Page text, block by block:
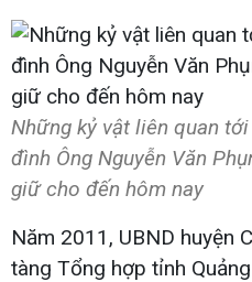
Những kỷ vật liên quan
đình Ông Nguyễn Văn
giữ cho đến hôm nay
Năm 2011, UBND huyện
tàng Tổng hợp tỉnh